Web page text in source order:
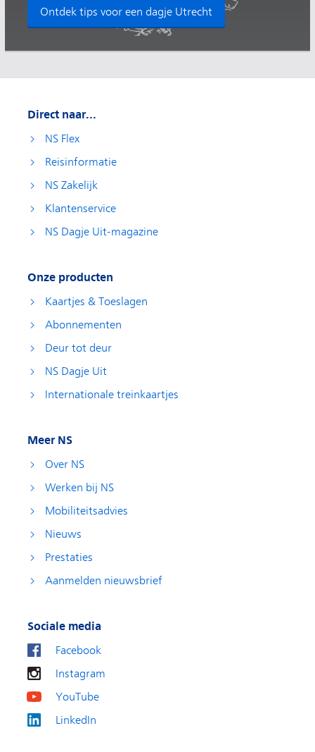
Ontdek tips voor een dagje Utrecht
Direct naar...
NS Flex
Reisinformatie
NS Zakelijk
Klantenservice
NS Dagje Uit-magazine
Onze producten
Kaartjes & Toeslagen
Abonnementen
Deur tot deur
NS Dagje Uit
Internationale treinkaartjes
Meer NS
Over NS
Werken bij NS
Mobiliteitsadvies
Nieuws
Prestaties
Aanmelden nieuwsbrief
Sociale media
Facebook
Instagram
YouTube
LinkedIn